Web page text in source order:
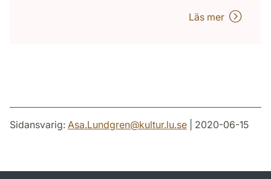
Läs mer
Sidansvarig: Asa.Lundgren@kultur.lu.se | 2020-06-15